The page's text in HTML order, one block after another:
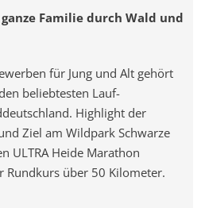
Familie durch Wald und
für Jung und Alt gehört
beliebtesten Lauf-
Highlight der
Ziel am Wildpark Schwarze
ULTRA Heide Marathon
Rundkurs über 50 Kilometer.